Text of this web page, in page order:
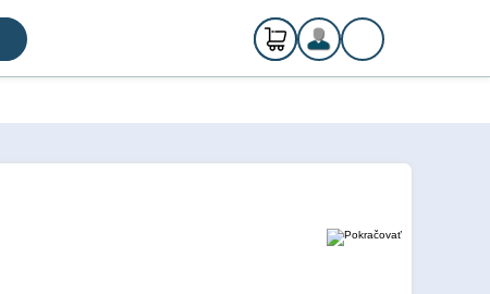
0ks
€ 0,00
Registrácia
Prihlásenie